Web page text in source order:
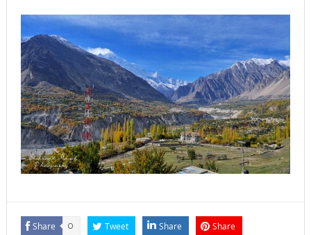
Share 0 Tweet Share Share